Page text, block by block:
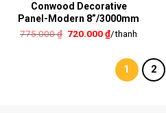
Conwood Decorative
Panel-Modern 8”/3000mm
775.000₫ Giá
720.000₫Giá
là:
720.000 ₫.
/thanh
1 2